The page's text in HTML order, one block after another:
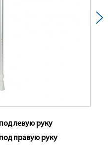
левую руку
правую руку